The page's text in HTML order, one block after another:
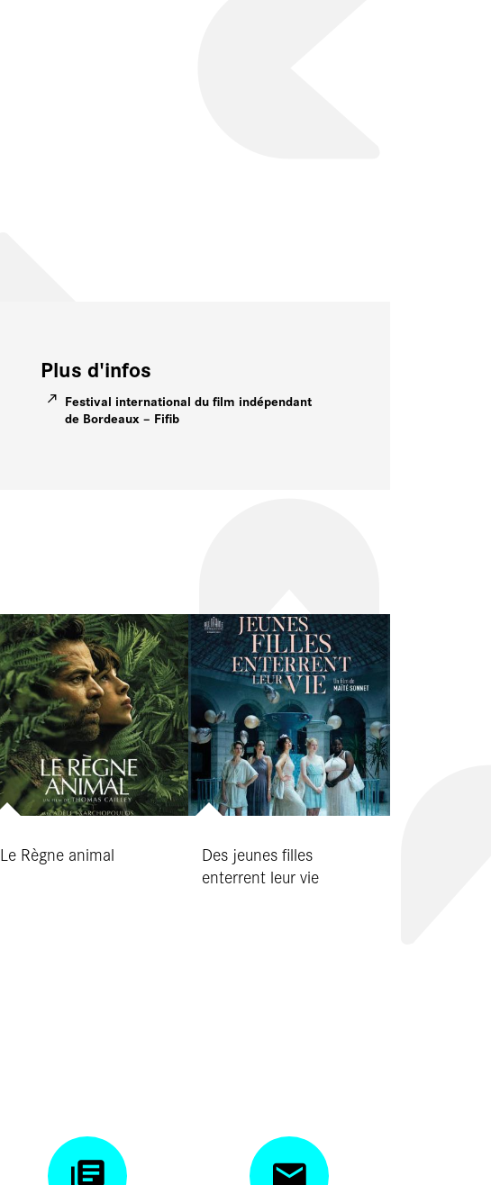
Plus d'infos
Festival international du film indépendant
de Bordeaux – Fifib
Le Règne animal
Des jeunes filles
enterrent leur vie